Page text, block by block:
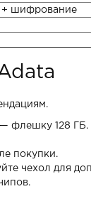
+ шифрование
флешку 128 ГБ.
покупки.
чехол для